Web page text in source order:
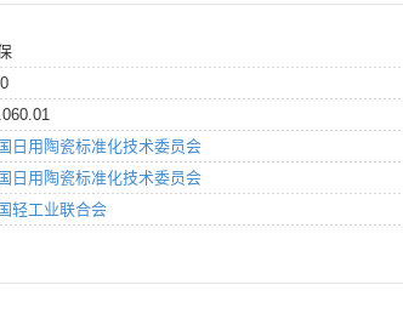
日用陶瓷标准化技术委员会
日用陶瓷标准化技术委员会
轻工业联合会